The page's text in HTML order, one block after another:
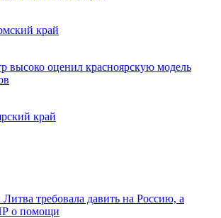
край
высоко оценил красноярскую модель
край
требовала давить на Россию, а
о помощи